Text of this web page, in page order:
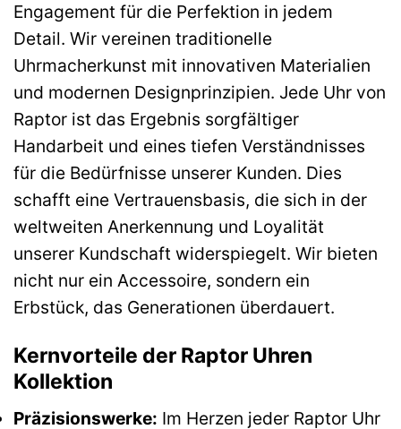
Engagement für die Perfektion in jedem
Detail. Wir vereinen traditionelle
Uhrmacherkunst mit innovativen Materialien
und modernen Designprinzipien. Jede Uhr von
Raptor ist das Ergebnis sorgfältiger
Handarbeit und eines tiefen Verständnisses
für die Bedürfnisse unserer Kunden. Dies
schafft eine Vertrauensbasis, die sich in der
weltweiten Anerkennung und Loyalität
unserer Kundschaft widerspiegelt. Wir bieten
nicht nur ein Accessoire, sondern ein
Erbstück, das Generationen überdauert.
Kernvorteile der Raptor Uhren
Kollektion
Präzisionswerke: Im Herzen jeder Raptor Uhr